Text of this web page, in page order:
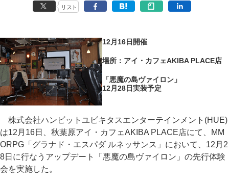
リスト
12月16日開催
場所：アイ・カフェAKIBA PLACE店
「悪魔の島ヴァイロン」
12月28日実装予定
株式会社ハンビットユビキタスエンターテインメント(HUE)
は12月16日、秋葉原アイ・カフェAKIBA PLACE店にて、MM
ORPG「グラナド・エスパダ ルネッサンス」において、12月2
8日に行なうアップデート「悪魔の島ヴァイロン」の先行体験
会を実施した。